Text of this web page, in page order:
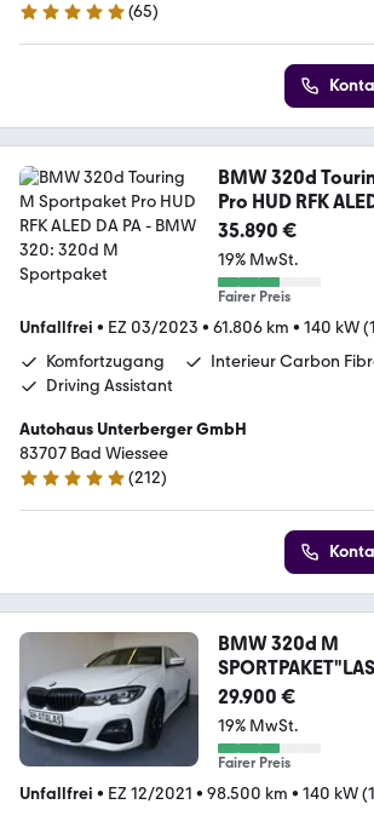
4.8 Sterne
(65)
BMW 320d
Pro HUD RFK
35.890 €
19% MwSt.
Fairer Preis
Unfallfrei • EZ 03/2023 • 61.806 km • 140 kW
Komfortzugang
Interieur Carbon
Driving Assistant
Autohaus Unterberger GmbH
83707 Bad Wiessee
4.8 Sterne
(212)
BMW 320d M
KAMME.1HD
29.900 €
19% MwSt.
Fairer Preis
Unfallfrei • EZ 12/2021 • 98.500 km • 140 kW